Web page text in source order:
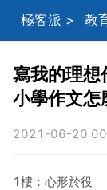
極客派 > 教
理想，小學作
寫我的理想
小學作文怎
2021-06-20
1樓：心形於役